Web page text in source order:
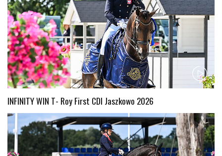
INFINITY WIN T- Roy First CDI Jaszkowo 2026